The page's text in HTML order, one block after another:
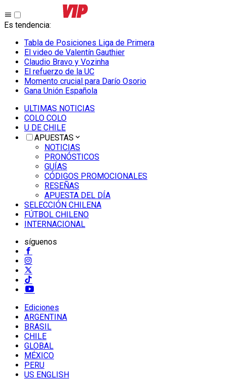
Es tendencia:
Tabla de Posiciones Liga de Primera
El video de Valentín Gauthier
Claudio Bravo y Vozinha
El refuerzo de la UC
Momento crucial para Darío Osorio
Gana Unión Española
ULTIMAS NOTICIAS
COLO COLO
U DE CHILE
APUESTAS
NOTICIAS
PRONÓSTICOS
GUÍAS
CÓDIGOS PROMOCIONALES
RESEÑAS
APUESTA DEL DÍA
SELECCIÓN CHILENA
FÚTBOL CHILENO
INTERNACIONAL
síguenos
Ediciones
ARGENTINA
BRASIL
CHILE
GLOBAL
MÉXICO
PERU
US ENGLISH